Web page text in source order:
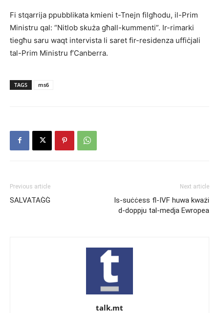
Fi stqarrija ppubblikata kmieni t-Tnejn filgħodu, il-Prim
Ministru qal: “Nitlob skuża għall-kummenti”. Ir-rimarki
tiegħu saru waqt intervista li saret fir-residenza uffiċjali
tal-Prim Ministru f’Canberra.
TAGS ms6
Previous article
SALVATAĠĠ
Next article
Is-suċċess fl-IVF huwa kważi
d-doppju tal-medja Ewropea
talk.mt